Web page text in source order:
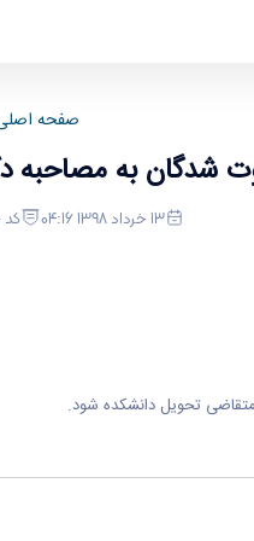
صفحه
شدگان به مصاحبه
13 خرداد 1398 04:16 کد
تحویل دانشکده شود.